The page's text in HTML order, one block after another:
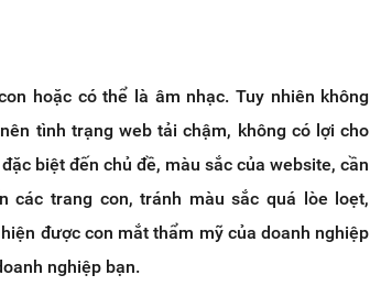
hoặc có thể là âm nhạc. Tuy nhiên không
tình trạng web tải chậm, không có lợi cho
biệt đến chủ đề, màu sắc của website, cần
trang con, tránh màu sắc quá lòe loẹt,
được con mắt thẩm mỹ của doanh nghiệp
nghiệp bạn.